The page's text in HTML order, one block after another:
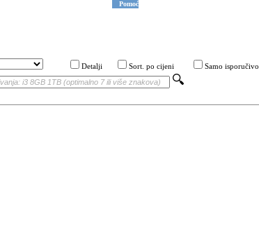
Pomoć
Detalji Sort. po cijeni Samo isporučivo